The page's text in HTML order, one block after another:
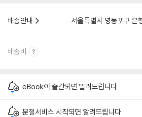
배송안내
서울특별시 영등포구 은
배송비
eBook이 출간되면 알려드립니다.
분철서비스 시작되면 알려드립니다.